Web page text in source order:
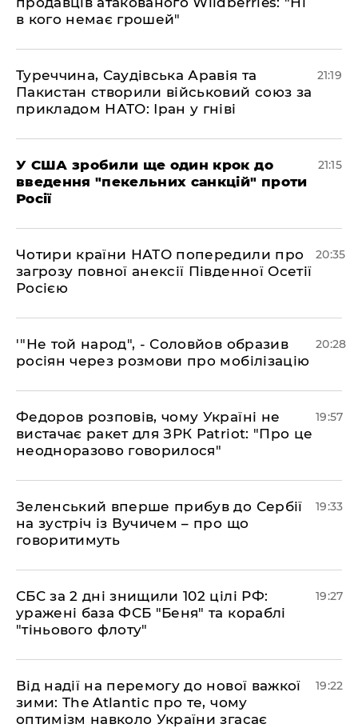
в кого немає грошей"
​Туреччина, Саудівська Аравія та
Пакистан створили військовий союз за
прикладом НАТО: Іран у гніві
21:19
​У США зробили ще один крок до
введення "пекельних санкцій" проти
Росії
21:15
​Чотири країни НАТО попередили про
загрозу повної анексії Південної Осетії
Росією
20:35
​'"Не той народ", - Соловйов образив
росіян через розмови про мобілізацію
20:28
​Федоров розповів, чому Україні не
вистачає ракет для ЗРК Patriot: "Про це
неодноразово говорилося"
19:57
​Зеленський вперше прибув до Сербії
на зустріч із Вучичем – про що
говоритимуть
19:33
​СБС за 2 дні знищили 102 цілі РФ:
уражені база ФСБ "Беня" та кораблі
"тіньового флоту"
19:27
​Від надії на перемогу до нової важкої
зими: The Atlantic про те, чому
оптимізм навколо України згасає
19:22